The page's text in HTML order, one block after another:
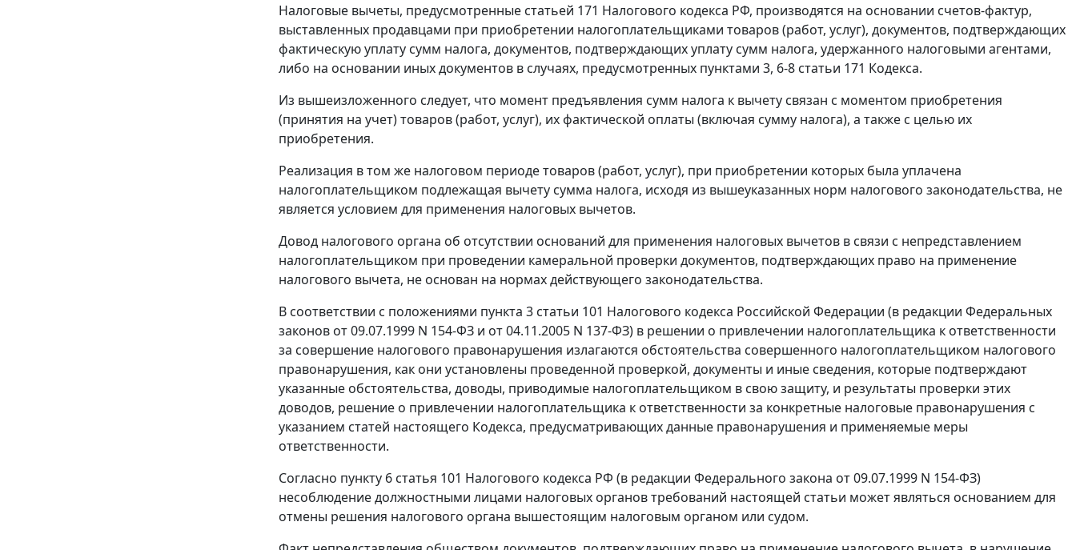
Налоговые вычеты, предусмотренные статьей 171 Налогового кодекса РФ, производятся на основании счетов-фактур,
выставленных продавцами при приобретении налогоплательщиками товаров (работ, услуг), документов, подтверждающих
фактическую уплату сумм налога, документов, подтверждающих уплату сумм налога, удержанного налоговыми агентами,
либо на основании иных документов в случаях, предусмотренных пунктами 3, 6-8 статьи 171 Кодекса.
Из вышеизложенного следует, что момент предъявления сумм налога к вычету связан с моментом приобретения
(принятия на учет) товаров (работ, услуг), их фактической оплаты (включая сумму налога), а также с целью их
приобретения.
Реализация в том же налоговом периоде товаров (работ, услуг), при приобретении которых была уплачена
налогоплательщиком подлежащая вычету сумма налога, исходя из вышеуказанных норм налогового законодательства, не
является условием для применения налоговых вычетов.
Довод налогового органа об отсутствии оснований для применения налоговых вычетов в связи с непредставлением
налогоплательщиком при проведении камеральной проверки документов, подтверждающих право на применение
налогового вычета, не основан на нормах действующего законодательства.
В соответствии с положениями пункта 3 статьи 101 Налогового кодекса Российской Федерации (в редакции Федеральных
законов от 09.07.1999 N 154-ФЗ и от 04.11.2005 N 137-ФЗ) в решении о привлечении налогоплательщика к ответственности
за совершение налогового правонарушения излагаются обстоятельства совершенного налогоплательщиком налогового
правонарушения, как они установлены проведенной проверкой, документы и иные сведения, которые подтверждают
указанные обстоятельства, доводы, приводимые налогоплательщиком в свою защиту, и результаты проверки этих
доводов, решение о привлечении налогоплательщика к ответственности за конкретные налоговые правонарушения с
указанием статей настоящего Кодекса, предусматривающих данные правонарушения и применяемые меры
ответственности.
Согласно пункту 6 статья 101 Налогового кодекса РФ (в редакции Федерального закона от 09.07.1999 N 154-ФЗ)
несоблюдение должностными лицами налоговых органов требований настоящей статьи может являться основанием для
отмены решения налогового органа вышестоящим налоговым органом или судом.